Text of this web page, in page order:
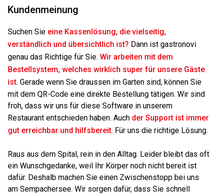
Kundenmeinung
Suchen Sie eine Kassenlösung, die vielseitig,
verständlich und übersichtlich ist? Dann ist gastronovi
genau das Richtige für Sie. Wir arbeiten mit dem
Bestellsystem, welches wirklich super für unsere Gäste
ist. Gerade wenn Sie draussen im Garten sind, können Sie
mit dem QR-Code eine direkte Bestellung tätigen. Wir sind
froh, dass wir uns für diese Software in unserem
Restaurant entschieden haben. Auch der Support ist immer
gut erreichbar und hilfsbereit. Für uns die richtige Lösung.
Raus aus dem Spital, rein in den Alltag. Leider bleibt das oft
ein Wunschgedanke, weil Ihr Körper noch nicht bereit ist
dafür. Deshalb machen Sie einen Zwischenstopp bei uns
am Sempachersee. Wir sorgen dafür, dass Sie schnell